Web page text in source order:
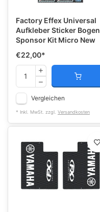
Factory Effex Universal
Aufkleber Sticker Bogen
Sponsor Kit Micro New
€22,00*
Vergleichen
* Inkl. MwSt. zzgl. Versandkosten